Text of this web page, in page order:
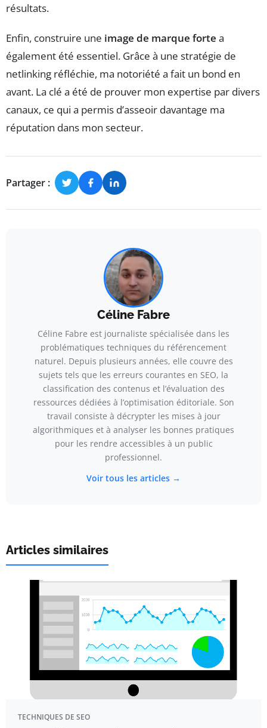
résultats.
Enfin, construire une image de marque forte a
également été essentiel. Grâce à une stratégie de
netlinking réfléchie, ma notoriété a fait un bond en
avant. La clé a été de prouver mon expertise par divers
canaux, ce qui a permis d’asseoir davantage ma
réputation dans mon secteur.
Partager :
Céline Fabre
Céline Fabre est journaliste spécialisée dans les
problématiques techniques du référencement
naturel. Depuis plusieurs années, elle couvre des
sujets tels que les erreurs courantes en SEO, la
classification des contenus et l’évaluation des
ressources dédiées à l’optimisation éditoriale. Son
travail consiste à décrypter les mises à jour
algorithmiques et à analyser les bonnes pratiques
pour les rendre accessibles à un public
professionnel.
Voir tous les articles →
Articles similaires
TECHNIQUES DE SEO